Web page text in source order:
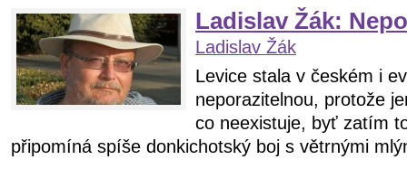
Ladislav Žák:
Ladislav Žák
Levice stala v českém i
neporazitelnou, protože
co neexistuje, byť zatím
připomíná spíše donkichotský boj s větrnými